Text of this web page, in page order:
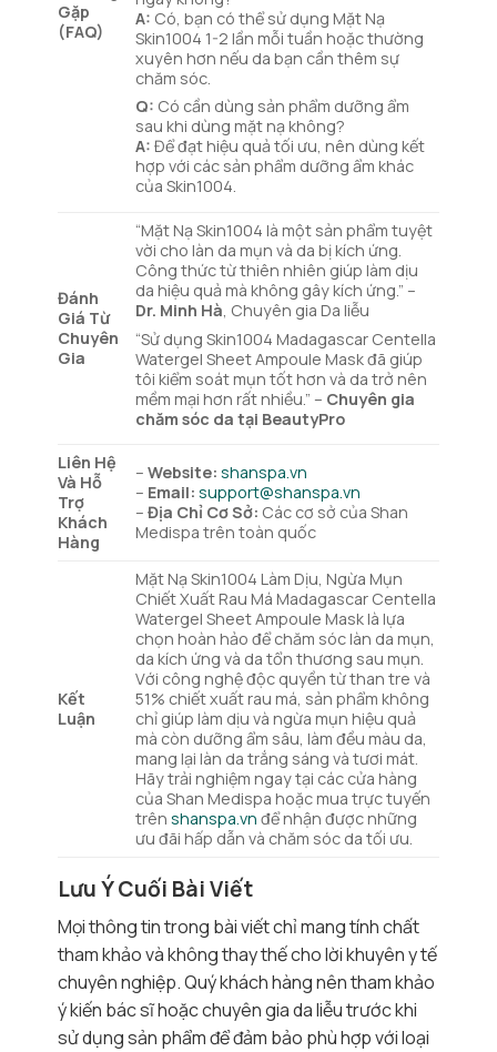
Gặp
(FAQ)
A: Có, bạn có thể sử dụng Mặt Nạ
Skin1004 1-2 lần mỗi tuần hoặc thường
xuyên hơn nếu da bạn cần thêm sự
chăm sóc.
Q: Có cần dùng sản phẩm dưỡng ẩm
sau khi dùng mặt nạ không?
A: Để đạt hiệu quả tối ưu, nên dùng kết
hợp với các sản phẩm dưỡng ẩm khác
của Skin1004.
Đánh
Giá Từ
Chuyên
Gia
“Mặt Nạ Skin1004 là một sản phẩm tuyệt
vời cho làn da mụn và da bị kích ứng.
Công thức từ thiên nhiên giúp làm dịu
da hiệu quả mà không gây kích ứng.” –
Dr. Minh Hà, Chuyên gia Da liễu
“Sử dụng Skin1004 Madagascar Centella
Watergel Sheet Ampoule Mask đã giúp
tôi kiểm soát mụn tốt hơn và da trở nên
mềm mại hơn rất nhiều.” – Chuyên gia
chăm sóc da tại BeautyPro
Liên Hệ
Và Hỗ
Trợ
Khách
Hàng
– Website: shanspa.vn
– Email: support@shanspa.vn
– Địa Chỉ Cơ Sở: Các cơ sở của Shan
Medispa trên toàn quốc
Kết
Luận
Mặt Nạ Skin1004 Làm Dịu, Ngừa Mụn
Chiết Xuất Rau Má Madagascar Centella
Watergel Sheet Ampoule Mask là lựa
chọn hoàn hảo để chăm sóc làn da mụn,
da kích ứng và da tổn thương sau mụn.
Với công nghệ độc quyền từ than tre và
51% chiết xuất rau má, sản phẩm không
chỉ giúp làm dịu và ngừa mụn hiệu quả
mà còn dưỡng ẩm sâu, làm đều màu da,
mang lại làn da trắng sáng và tươi mát.
Hãy trải nghiệm ngay tại các cửa hàng
của Shan Medispa hoặc mua trực tuyến
trên shanspa.vn để nhận được những
ưu đãi hấp dẫn và chăm sóc da tối ưu.
Lưu Ý Cuối Bài Viết
Mọi thông tin trong bài viết chỉ mang tính chất
tham khảo và không thay thế cho lời khuyên y tế
chuyên nghiệp. Quý khách hàng nên tham khảo
ý kiến bác sĩ hoặc chuyên gia da liễu trước khi
sử dụng sản phẩm để đảm bảo phù hợp với loại